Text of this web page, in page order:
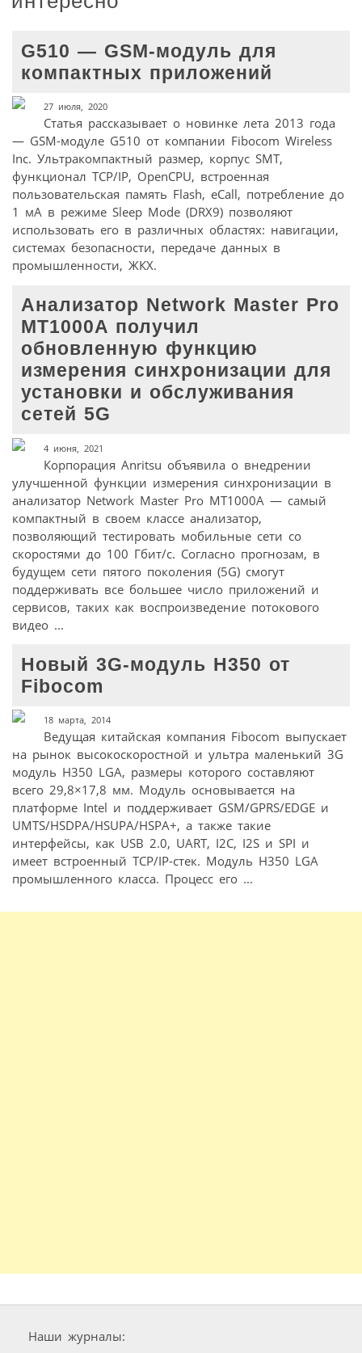
G510 — GSM-модуль для
компактных приложений
27 июля, 2020
Статья рассказывает о новинке лета 2013 года
— GSM-модуле G510 от компании Fibocom Wireless
Inc. Ультракомпактный размер, корпус SMT,
функционал TCP/IP, OpenCPU, встроенная
пользовательская память Flash, eCall, потребление до
1 мА в режиме Sleep Mode (DRX9) позволяют
использовать его в различных областях: навигации,
системах безопасности, передаче данных в
промышленности, ЖКХ.
Анализатор Network Master Pro
MT1000A получил
обновленную функцию
измерения синхронизации для
установки и обслуживания
сетей 5G
4 июня, 2021
Корпорация Anritsu объявила о внедрении
улучшенной функции измерения синхронизации в
анализатор Network Master Pro MT1000A — самый
компактный в своем классе анализатор,
позволяющий тестировать мобильные сети со
скоростями до 100 Гбит/с. Согласно прогнозам, в
будущем сети пятого поколения (5G) смогут
поддерживать все большее число приложений и
сервисов, таких как воспроизведение потокового
видео ...
Новый 3G-модуль H350 от
Fibocom
18 марта, 2014
Ведущая китайская компания Fibocom выпускает
на рынок высокоскоростной и ультра маленький 3G
модуль H350 LGA, размеры которого составляют
всего 29,8×17,8 мм. Модуль основывается на
платформе Intel и поддерживает GSM/GPRS/EDGE и
UMTS/HSDPA/HSUPA/HSPA+, а также такие
интерфейсы, как USB 2.0, UART, I2C, I2S и SPI и
имеет встроенный TCP/IP-стек. Модуль H350 LGA
промышленного класса. Процесс его ...
Наши журналы: